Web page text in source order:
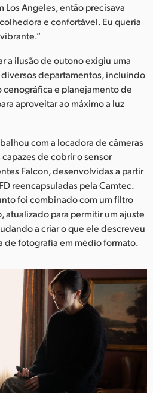
Angeles, então precisava
e confortável. Eu queria
a ilusão de outono exigiu uma
departamentos, incluindo
e planejamento de
aproveitar ao máximo a luz
com a locadora de câmeras
de cobrir o sensor
Falcon, desenvolvidas a partir
reencapsuladas pela Camtec.
foi combinado com um filtro
atualizado para permitir um ajuste
a criar o que ele descreveu
de fotografia em médio formato.